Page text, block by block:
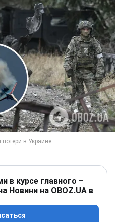
в курсе главного –
Новини на OBOZ.UA в